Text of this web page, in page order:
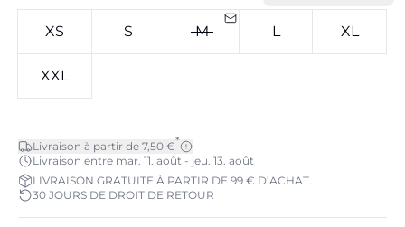
XS S M L XL
XXL
Livraison à partir de 7,50 €*
Livraison entre mar. 11. août - jeu. 13. août
LIVRAISON GRATUITE À PARTIR DE 99 € D’ACHAT.
30 JOURS DE DROIT DE RETOUR